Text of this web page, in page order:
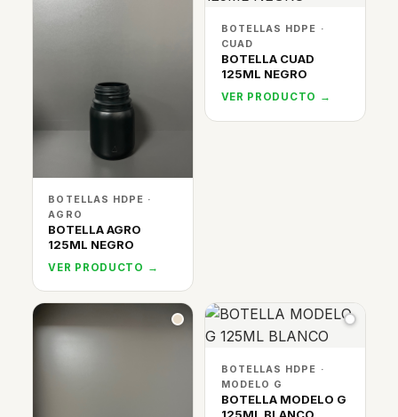
BOTELLAS HDPE ·
AGRO
BOTELLA AGRO
125ML NEGRO
VER PRODUCTO →
BOTELLAS HDPE ·
CUAD
BOTELLA CUAD
125ML NEGRO
VER PRODUCTO →
BOTELLAS HDPE ·
MODELO G
BOTELLA MODELO G